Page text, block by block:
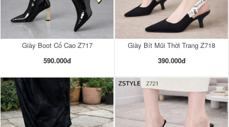
Giày Boot Cổ Cao Z717
590.000đ
Giày Bít Mũi Thời Trang Z718
390.000đ